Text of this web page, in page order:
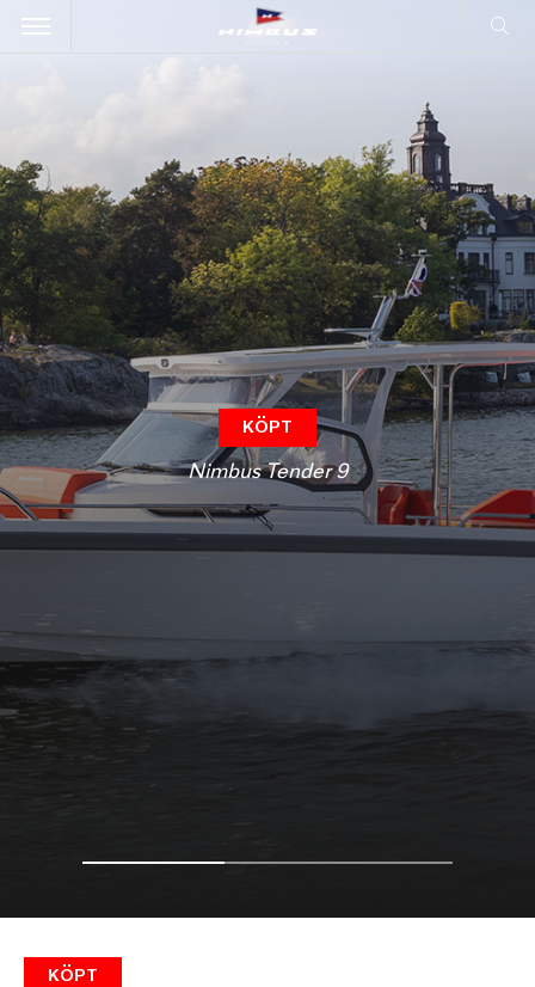
KÖPT
Nimbus Tender 9
Nimbus Tender 9
Nimbus Tender 9
KÖPT